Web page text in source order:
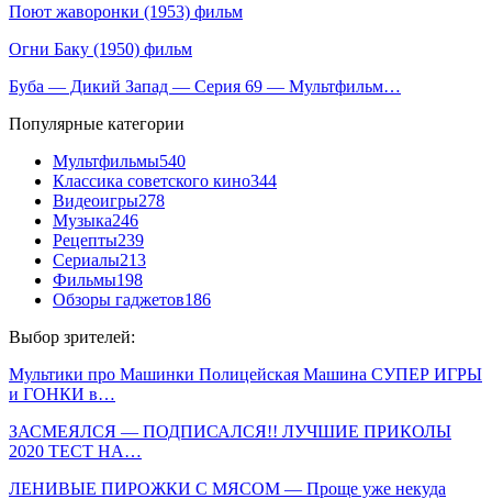
Поют жаворонки (1953) фильм
Огни Баку (1950) фильм
Буба — Дикий Запад — Серия 69 — Мультфильм…
Популярные категории
Мультфильмы540
Классика советского кино344
Видеоигры278
Музыка246
Рецепты239
Сериалы213
Фильмы198
Обзоры гаджетов186
Выбор зрителей:
Мультики про Машинки Полицейская Машина СУПЕР ИГРЫ
и ГОНКИ в…
ЗАСМЕЯЛСЯ — ПОДПИСАЛСЯ!! ЛУЧШИЕ ПРИКОЛЫ
2020 ТЕСТ НА…
ЛЕНИВЫЕ ПИРОЖКИ С МЯСОМ — Проще уже некуда